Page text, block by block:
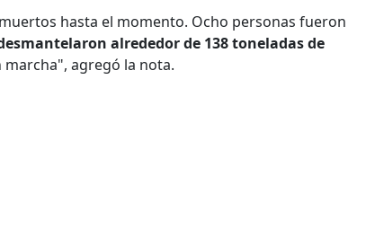
hasta el momento. Ocho personas fueron
alrededor de 138 toneladas de
marcha", agregó la nota.